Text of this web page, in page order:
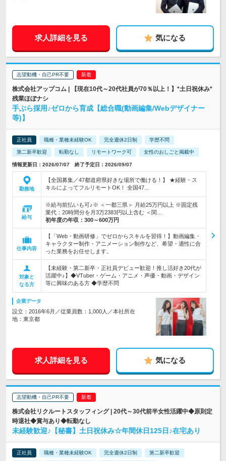
求人詳細を見る 気になる
志望動機・自己PR不要
株式会社アップコム | 【現在10代～20代社員が70％以上！】*土日祝休み*
残業ほぼナシ
手ぶら採用♪ゼロから育成【総合職(動画編集/Webデザイナー
等)】
正社員 職種・業種未経験OK 完全週休2日制 学歴不問
第二新卒歓迎 転勤なし リモートワーク可 女性のおしごと掲載中
情報更新日：2026/07/07 終了予定日：2026/09/07
勤務地
【全国募集／47都道府県好きな場所で働ける！】 ★経験・ス
キルによってフルリモートOK！ 全国47…
給与
※給与前払いも可♪※ ＜一都三県＞ 月給25万円以上 ※固定残
業代：20時間分を月3万2383円以上含む ＜関…
初年度の年収： 300～600万円
仕事内容
【「Web・動画研修」でゼロからスキルを習得！】動画編集・
キャラクター制作・アニメーション制作など、希望・適性に合
った業務をお任せします。
対象と
なる方
【未経験・第二新卒・正社員デビュー歓迎！推し活好き20代が
活躍中♪】◆VTuber・ゲーム・アニメ・声優・動画・デザイン
等に興味のある方 ◆学歴不問
企業データ
設立：2016年6月／従業員数：1,000人／本社所在
地：東京都
求人詳細を見る 気になる
志望動機・自己PR不要
株式会社リクルートスタッフィング | 20代～30代前半女性活躍中◆原則定
時退社◆賞与あり◆転勤なし
未経験歓迎♪【秘書】土日祝休み☆年間休日125日♪在宅あり
正社員 職種・業種未経験OK 完全週休2日制 第二新卒歓迎